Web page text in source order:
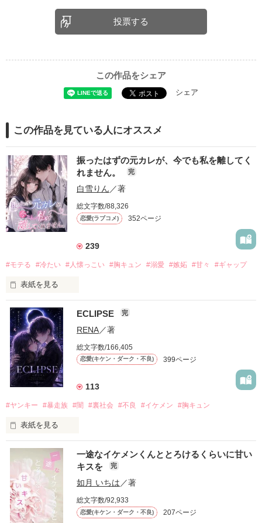
投票する
この作品をシェア
シェア
この作品を見ている人にオススメ
振ったはずの元カレが、今でも私を離してく
れません。
完
白雪りん ／著
総文字数/88,326
恋愛(ラブコメ) 352ページ
239
#モテる #冷たい #人懐っこい #胸キュン #溺愛 #嫉妬 #甘々 #ギャップ
表紙を見る
「好きだったから、別れを選んだ。」
モテる人を好きになるのが怖かった。
だから私は、中学時代に大好きだった彼を自分から振った。
もう会うことはないと思っていたのに、
高校生になって再会した彼は、隣の学校で”王子様”と呼ばれる
他の女の子には冷たいのに
私にだけ昔と変わらない笑顔を向けてくる。
「澪ちゃん。」
それは止まっていた恋が再び動き始める合図──。
ECLIPSE 完
RENA／著
総文字数/166,405
恋愛(キケン・ダーク・不良) 399ページ
113
#ヤンキー #暴走族 #闇 #裏社会 #不良 #イケメン #胸キュン
表紙を見る
表紙画像はAIです
作品を読む
一途なイケメンくんととろけるくらいに甘い
キスを
完
如月 いちは／著
総文字数/92,933
恋愛(キケン・ダーク・不良) 207ページ